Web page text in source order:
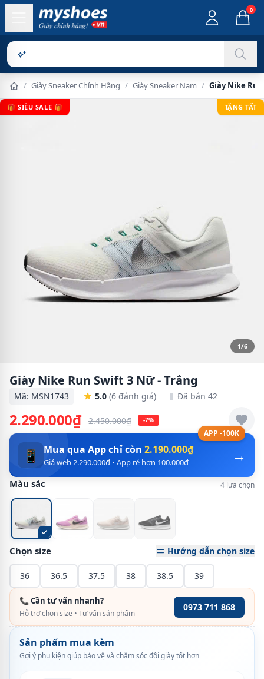
0
Sản phẩ
/ Giày Sneaker Chính Hãng / Giày Sneaker Nam / Giày Nike
🎁 SIÊU SALE 🎁 TẶNG TẤT
1/6
Giày Nike Run Swift 3 Nữ - Trắng
Mã: MSN1743 5.0 (6 đánh giá) Đã bán 42
2.290.000₫ 2.450.000₫ -7%
APP -100K
→
📱 Mua qua App chỉ còn 2.190.000₫
Giá web 2.290.000₫ • App rẻ hơn 100.000₫
Màu sắc 4 lựa chọn
Chọn size Hướng dẫn chọn size
36 36.5 37.5 38 38.5 39
📞 Cần tư vấn nhanh?
Hỗ trợ chọn size • Tư vấn sản phẩm
0973 711 868
Sản phẩm mua kèm
Gợi ý phụ kiện giúp bảo vệ và chăm sóc đôi giày tốt hơn